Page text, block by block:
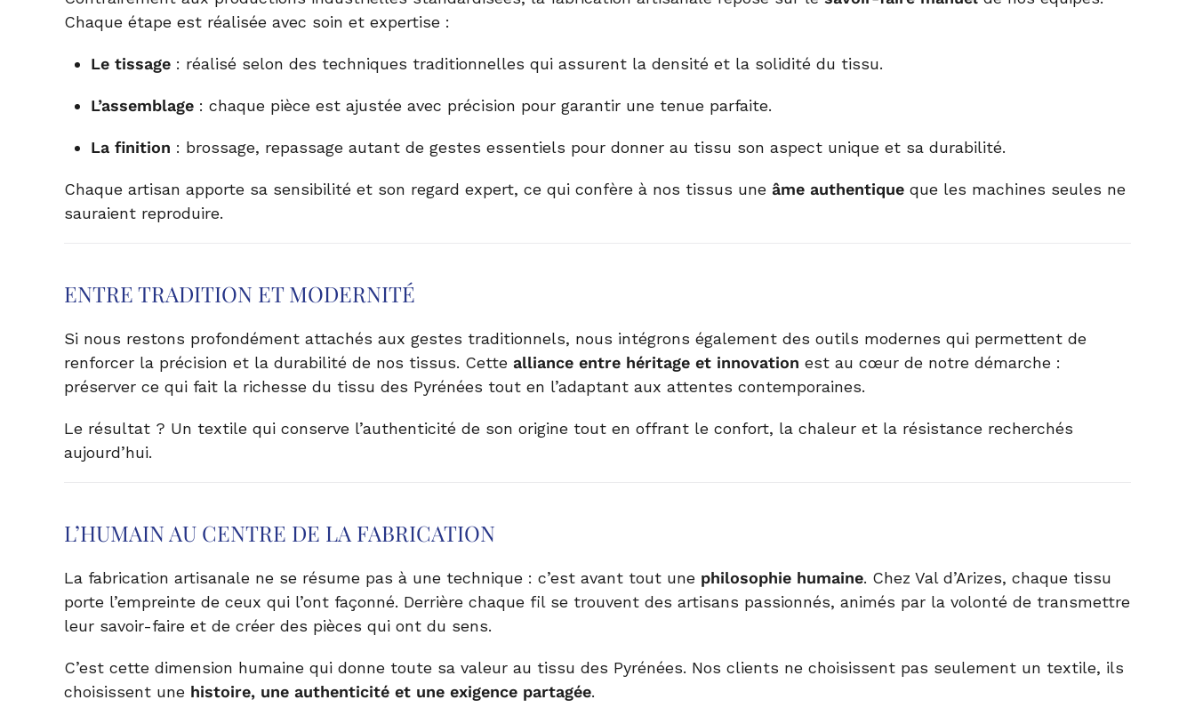
Chaque étape est réalisée avec soin et expertise :
Le tissage : réalisé selon des techniques traditionnelles qui assurent la densité et la solidité du tissu.
L’assemblage : chaque pièce est ajustée avec précision pour garantir une tenue parfaite.
La finition : brossage, repassage autant de gestes essentiels pour donner au tissu son aspect unique et sa durabilité.
Chaque artisan apporte sa sensibilité et son regard expert, ce qui confère à nos tissus une âme authentique que les machines seules ne
sauraient reproduire.
ENTRE TRADITION ET MODERNITÉ
Si nous restons profondément attachés aux gestes traditionnels, nous intégrons également des outils modernes qui permettent de
renforcer la précision et la durabilité de nos tissus. Cette alliance entre héritage et innovation est au cœur de notre démarche :
préserver ce qui fait la richesse du tissu des Pyrénées tout en l’adaptant aux attentes contemporaines.
Le résultat ? Un textile qui conserve l’authenticité de son origine tout en offrant le confort, la chaleur et la résistance recherchés
aujourd’hui.
L’HUMAIN AU CENTRE DE LA FABRICATION
La fabrication artisanale ne se résume pas à une technique : c’est avant tout une philosophie humaine. Chez Val d’Arizes, chaque tissu
porte l’empreinte de ceux qui l’ont façonné. Derrière chaque fil se trouvent des artisans passionnés, animés par la volonté de transmettre
leur savoir-faire et de créer des pièces qui ont du sens.
C’est cette dimension humaine qui donne toute sa valeur au tissu des Pyrénées. Nos clients ne choisissent pas seulement un textile, ils
choisissent une histoire, une authenticité et une exigence partagée.